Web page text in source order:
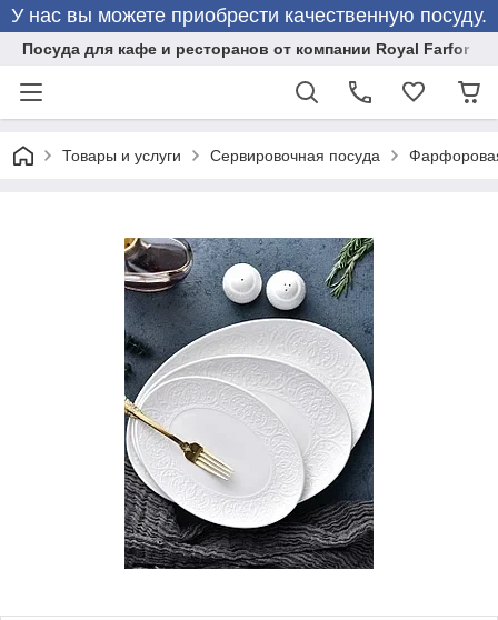
У нас вы можете приобрести качественную посуду.
Посуда для кафе и ресторанов от компании Royal Farfor
Товары и услуги Сервировочная посуда